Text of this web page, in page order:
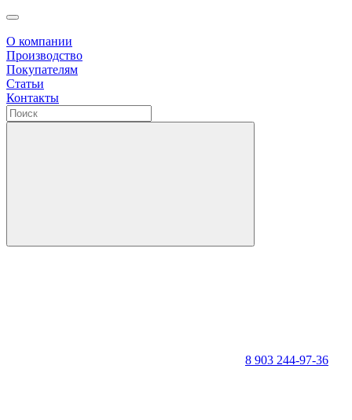
О компании
Производство
Покупателям
Статьи
Контакты
8 903 244-97-36